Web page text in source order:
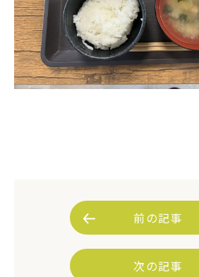
前の記事
次の記事